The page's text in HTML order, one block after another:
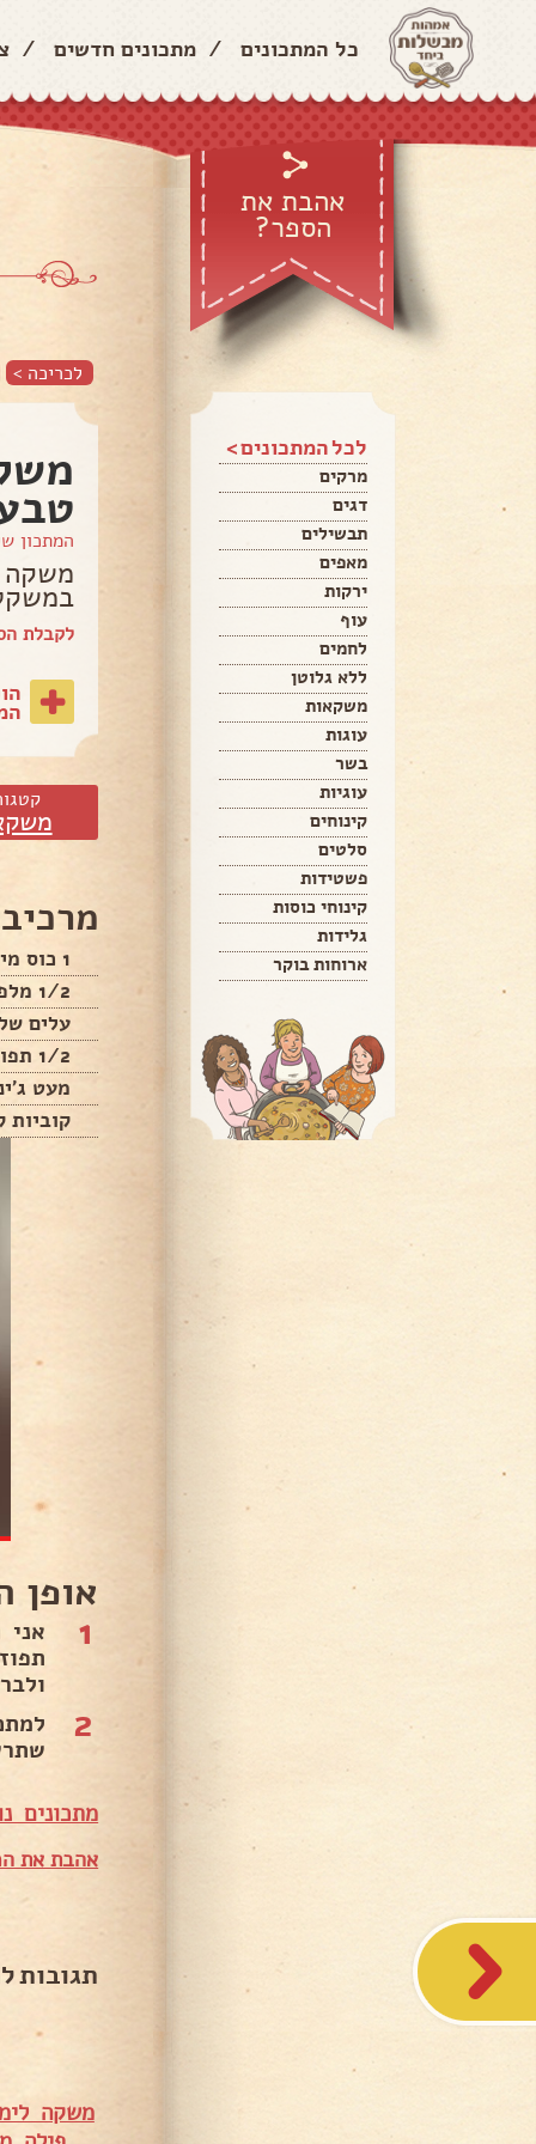
כל המתכונים / מתכונים חדשים /
אהבת את
הספר?
לכל המתכונים >
מרקים
דגים
תבשילים
מאפים
ירקות
עוף
לחמים
ללא גלוטן
משקאות
עוגות
בשר
עוגיות
קינוחים
סלטים
פשטידות
קינוחי כוסות
גלידות
ארוחות בוקר
לכריכה >
המתכון
משקה
לקבלת
1 כוס מיץ תפוזים סחוט
1/2 מלפפון ירוק
עלים
1/2 תפוח עץ ירוק
מעט
קוביות
אופן
1
2
מתכונים
אהבת את
תגובות
משקה